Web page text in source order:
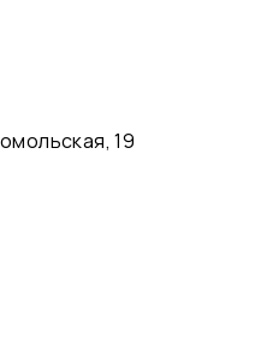
19